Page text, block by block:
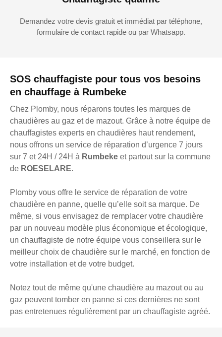
SOS chauffagiste pour tous vos besoins
en chauffage à Rumbeke
Chez Plomby, nous réparons toutes les marques de
chaudières au gaz et de mazout. Grâce à notre équipe de
chauffagistes experts en chaudières haut rendement,
nous offrons un service de réparation d’urgence 7 jours
sur 7 et 24H / 24H à Rumbeke et partout sur la commune
de ROESELARE.
Plomby vous offre le service de réparation de votre
chaudière en panne, quelle qu’elle soit sa marque. De
même, si vous envisagez de remplacer votre chaudière
par un nouveau modèle plus économique et écologique,
un chauffagiste de notre équipe vous conseillera sur le
meilleur choix de chaudière sur le marché, en fonction de
votre installation et de votre budget.
Notez tout de même qu'une chaudière au mazout ou au
gaz peuvent tomber en panne si ces dernières ne sont
pas entretenues régulièrement par un chauffagiste agréé.
Demandez votre devis gratuit et immédiat par téléphone,
formulaire de contact rapide ou par Whatsapp.